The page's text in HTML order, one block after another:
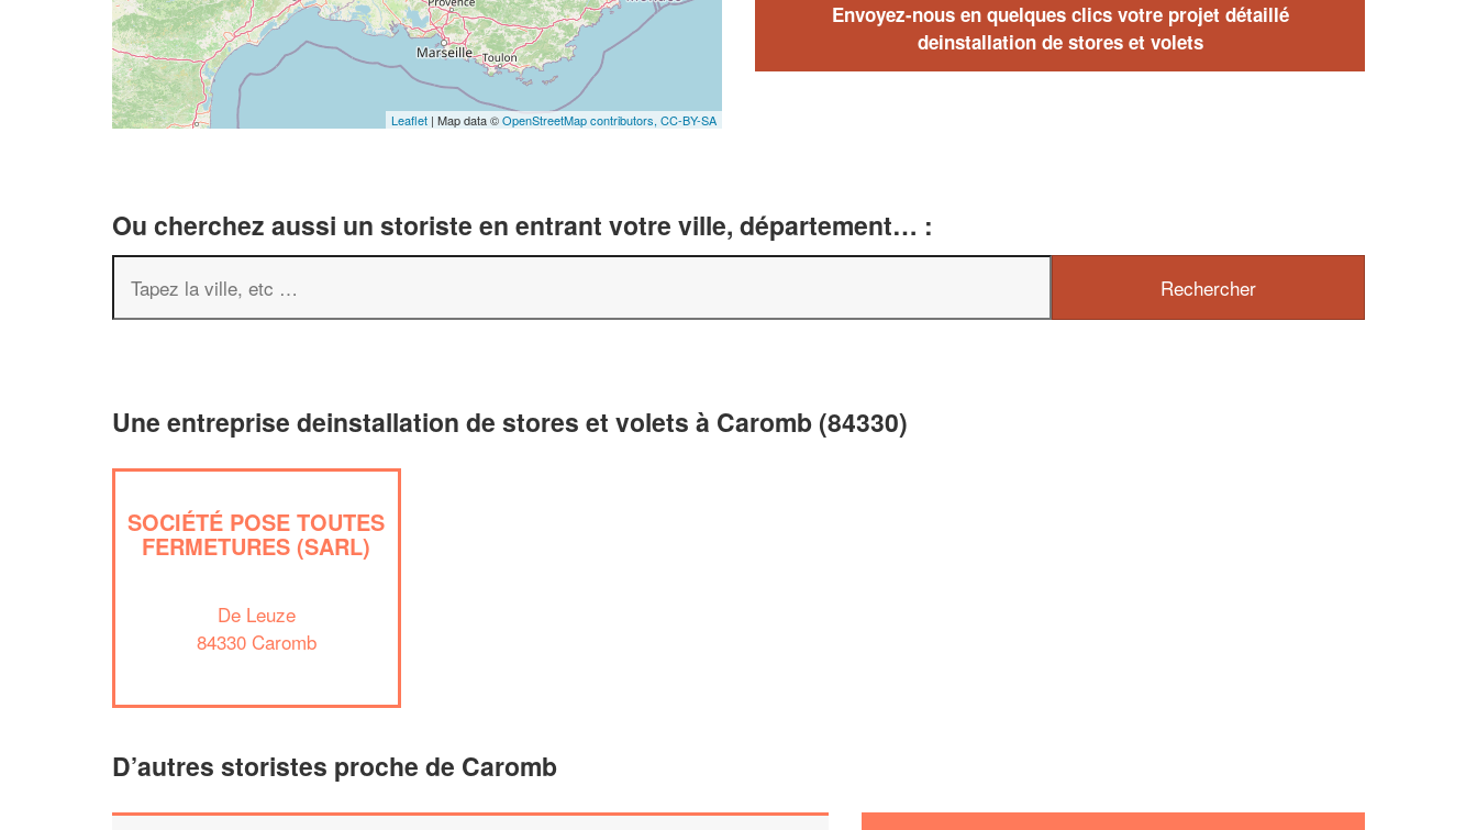
Leaflet | Map data ©OpenStreetMap contributors, CC-BY-SA
Envoyez-nous en quelques clics votre projet détaillé
deinstallation de stores et volets
Ou cherchez aussi un storiste en entrant votre ville, département… :
Une entreprise deinstallation de stores et volets à Caromb (84330)
SOCIÉTÉ POSE TOUTES
FERMETURES (SARL)
De Leuze
84330 Caromb
D’autres storistes proche de Caromb